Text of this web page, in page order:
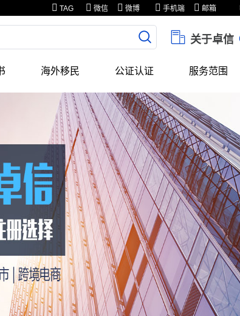
TAG 微信 微博 手机端 邮箱
关于卓信
海外移民 公证认证 服务范围